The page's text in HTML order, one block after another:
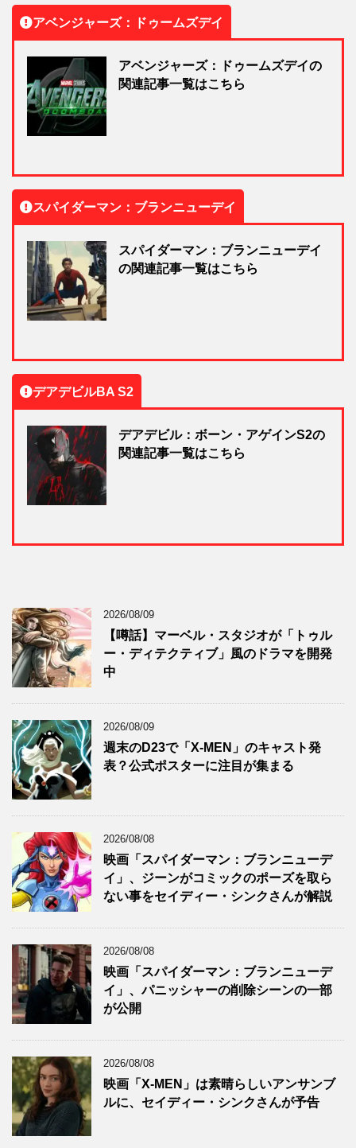
アベンジャーズ：ドゥームズデイ
アベンジャーズ：ドゥームズデイの
関連記事一覧はこちら
スパイダーマン：ブランニューデイ
スパイダーマン：ブランニューデイ
の関連記事一覧はこちら
デアデビルBA S2
デアデビル：ボーン・アゲインS2の
関連記事一覧はこちら
2026/08/09
【噂話】マーベル・スタジオが「トゥル
ー・ディテクティブ」風のドラマを開発
中
2026/08/09
週末のD23で「X-MEN」のキャスト発
表？公式ポスターに注目が集まる
2026/08/08
映画「スパイダーマン：ブランニューデ
イ」、ジーンがコミックのポーズを取ら
ない事をセイディー・シンクさんが解説
2026/08/08
映画「スパイダーマン：ブランニューデ
イ」、パニッシャーの削除シーンの一部
が公開
2026/08/08
映画「X-MEN」は素晴らしいアンサンブ
ルに、セイディー・シンクさんが予告